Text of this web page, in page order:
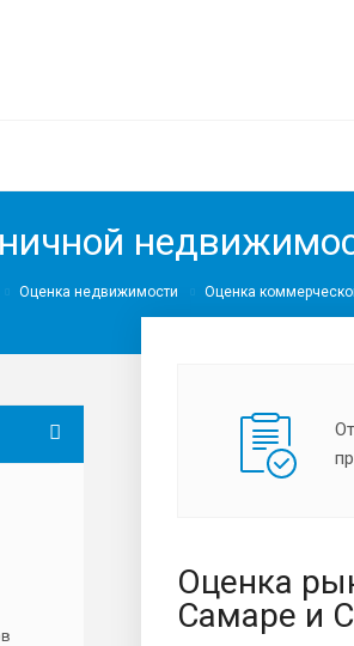
Оценка недвижимости Оценка
Оценка
Самаре и